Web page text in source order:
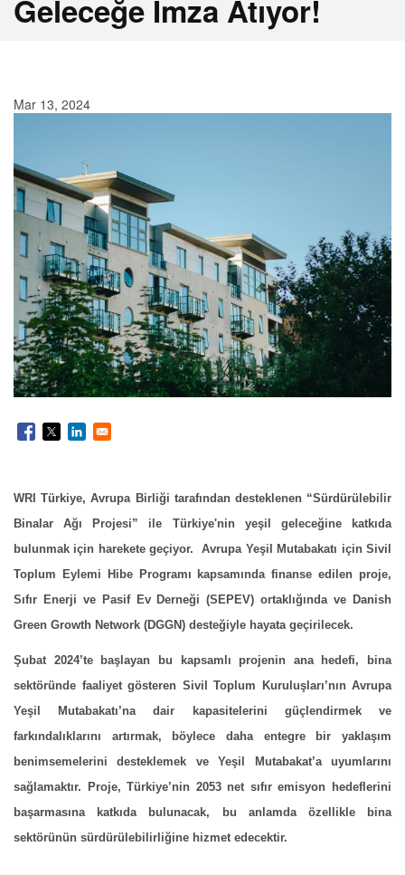
Geleceğe İmza Atıyor!
Mar 13, 2024
WRI Türkiye, Avrupa Birliği tarafından desteklenen “Sürdürülebilir
Binalar Ağı Projesi” ile Türkiye'nin yeşil geleceğine katkıda
bulunmak için harekete geçiyor. Avrupa Yeşil Mutabakatı için Sivil
Toplum Eylemi Hibe Programı kapsamında finanse edilen proje,
Sıfır Enerji ve Pasif Ev Derneği (SEPEV) ortaklığında ve Danish
Green Growth Network (DGGN) desteğiyle hayata geçirilecek.
Şubat 2024’te başlayan bu kapsamlı projenin ana hedefi, bina
sektöründe faaliyet gösteren Sivil Toplum Kuruluşları’nın Avrupa
Yeşil Mutabakatı’na dair kapasitelerini güçlendirmek ve
farkındalıklarını artırmak, böylece daha entegre bir yaklaşım
benimsemelerini desteklemek ve Yeşil Mutabakat’a uyumlarını
sağlamaktır. Proje, Türkiye’nin 2053 net sıfır emisyon hedeflerini
başarmasına katkıda bulunacak, bu anlamda özellikle bina
sektörünün sürdürülebilirliğine hizmet edecektir.